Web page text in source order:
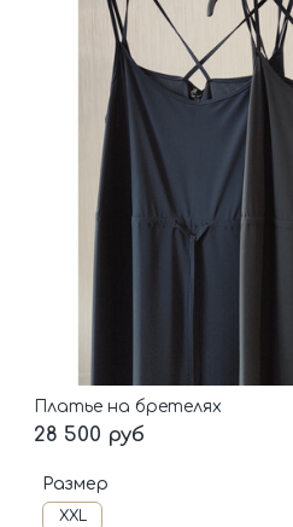
Платье на бретелях
28 500 руб
Размер
XXL